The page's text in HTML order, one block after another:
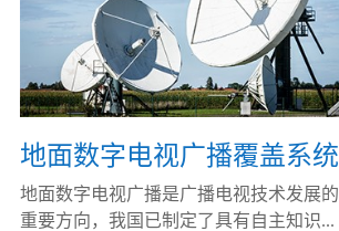
地面数字电视广播覆盖系统
地面数字电视广播是广播电视技术发展的
重要方向，我国已制定了具有自主知识...